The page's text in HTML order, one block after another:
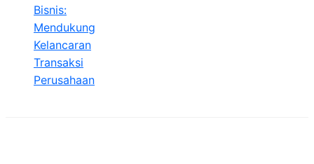
Bisnis:
Mendukung
Kelancaran
Transaksi
Perusahaan